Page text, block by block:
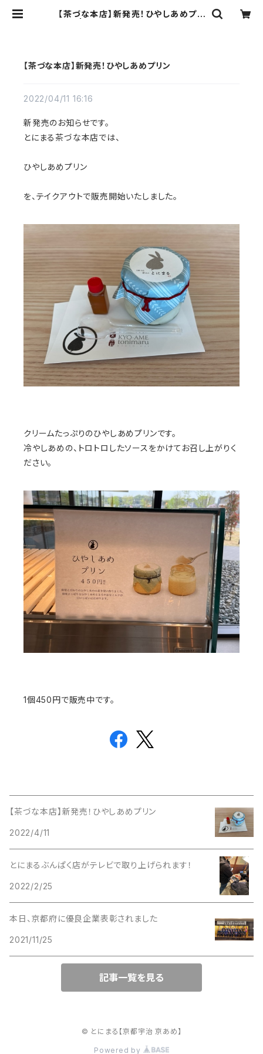
【茶づな本店】新発売！ひやしあめプリ
【茶づな本店】新発売！ひやしあめプリン
2022/04/11 16:16
新発売のお知らせです。
とにまる茶づな本店では、
ひやしあめプリン
を、テイクアウトで販売開始いたしました。
クリームたっぷりのひやしあめプリンです。
冷やしあめの、トロトロしたソースをかけてお召し上がりく
ださい。
1個450円で販売中です。
【茶づな本店】新発売！ひやしあめプリン
2022/4/11
とにまるぶんぱく店がテレビで取り上げられます！
2022/2/25
本日、京都府に優良企業表彰されました
2021/11/25
記事一覧を見る
© とにまる【京都宇治 京あめ】
Powered by